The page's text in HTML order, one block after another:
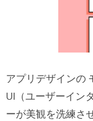
アプリデザインの
UI（ユーザーイン
ーが美観を洗練さ